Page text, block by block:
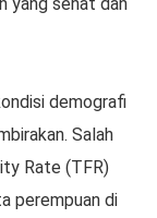
demografi
Salah
Rate (TFR)
perempuan di